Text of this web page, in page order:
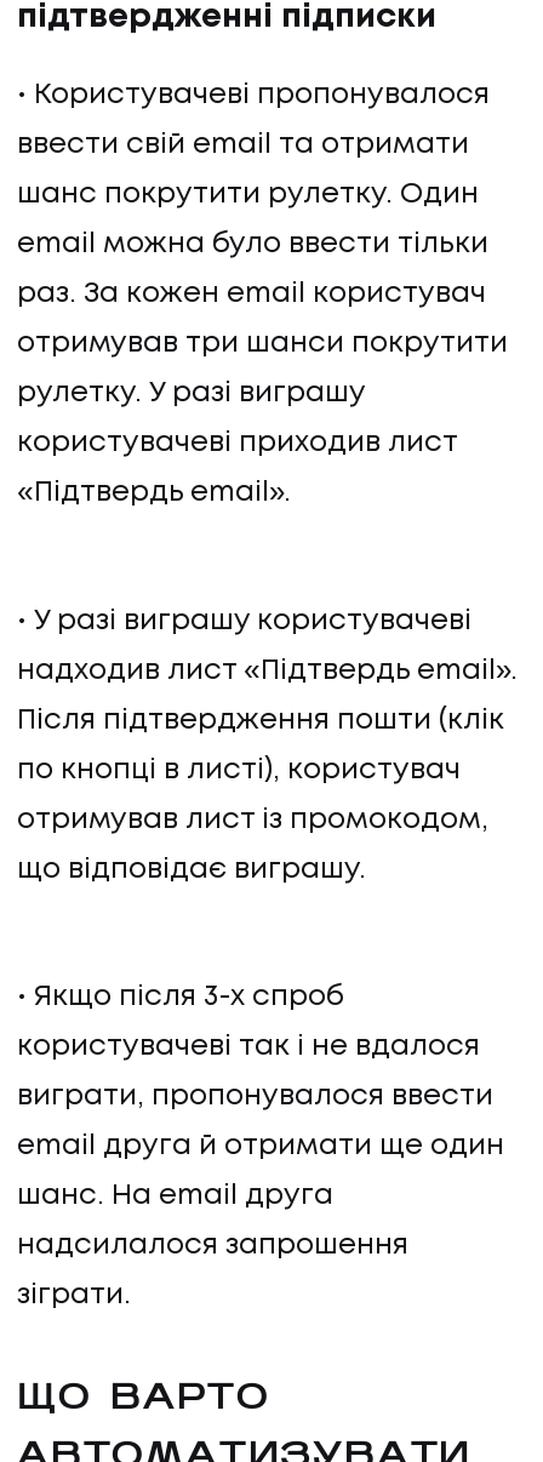
підтвердженні підписки
Користувачеві пропонувалося
ввести свій email та отримати
шанс покрутити рулетку. Один
email можна було ввести тільки
раз. За кожен email користувач
отримував три шанси покрутити
рулетку. У разі виграшу
користувачеві приходив лист
«Підтвердь email».
У разі виграшу користувачеві
надходив лист «Підтвердь email».
Після підтвердження пошти (клік
по кнопці в листі), користувач
отримував лист із промокодом,
що відповідає виграшу.
Якщо після 3-х спроб
користувачеві так і не вдалося
виграти, пропонувалося ввести
email друга й отримати ще один
шанс. На email друга
надсилалося запрошення
зіграти.
ЩО ВАРТО